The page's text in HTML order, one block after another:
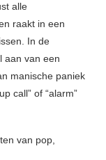
alle
raakt in een
In de
aan van een
manische paniek
call” of “alarm”
van pop,